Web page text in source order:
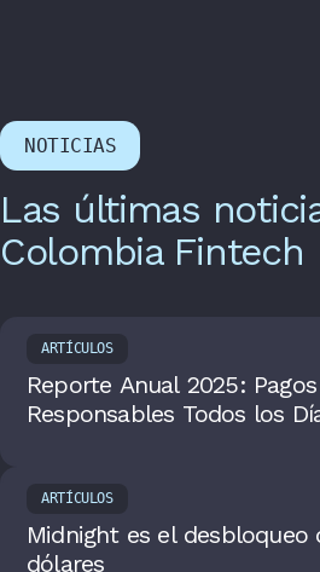
NOTICIAS
Las últimas
Colombia Fintech
ARTÍCULOS
Reporte Anual 2025:
Responsables Todos los
ARTÍCULOS
Midnight es el desbloqueo
dólares